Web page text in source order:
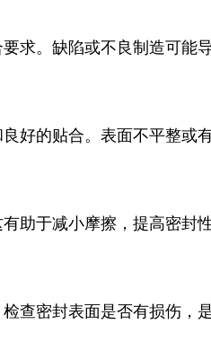
求。缺陷或不良制造可能导
好的贴合。表面不平整或
助于减小摩擦，提高密封性
查密封表面是否有损伤，